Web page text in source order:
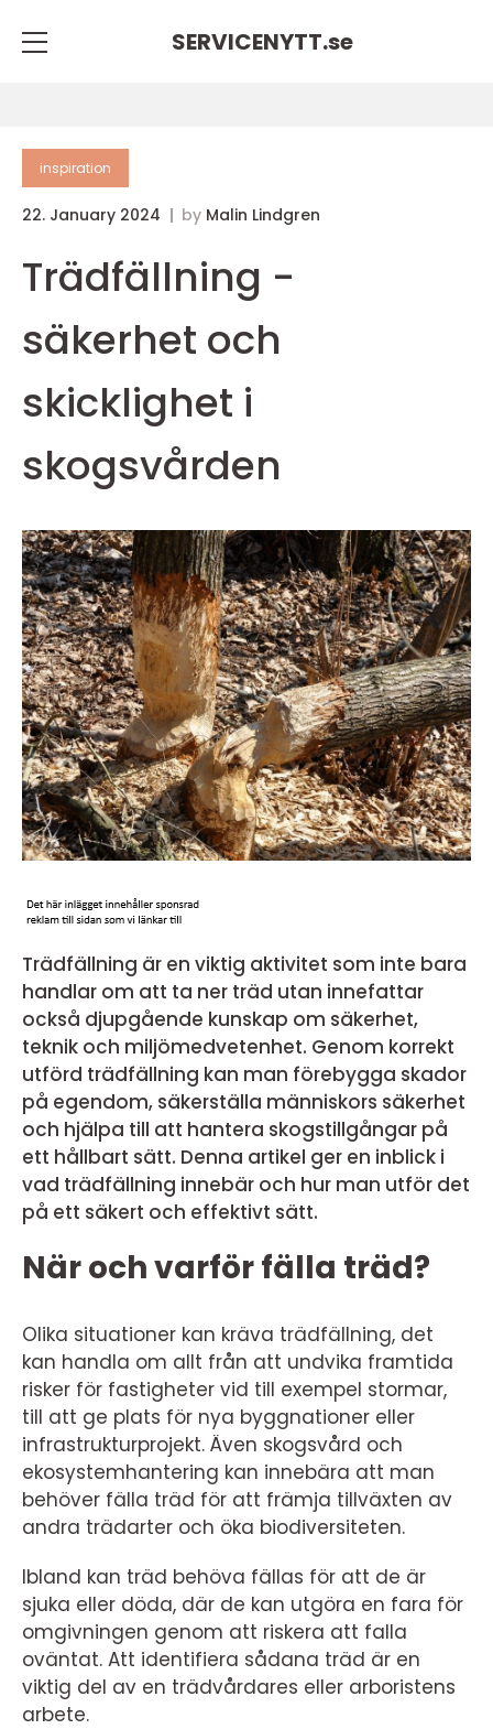
SERVICENYTT.se
inspiration
22. January 2024 by Malin Lindgren
Trädfällning -
säkerhet och
skicklighet i
skogsvården
Trädfällning är en viktig aktivitet som inte bara
handlar om att ta ner träd utan innefattar
också djupgående kunskap om säkerhet,
teknik och miljömedvetenhet. Genom korrekt
utförd trädfällning kan man förebygga skador
på egendom, säkerställa människors säkerhet
och hjälpa till att hantera skogstillgångar på
ett hållbart sätt. Denna artikel ger en inblick i
vad trädfällning innebär och hur man utför det
på ett säkert och effektivt sätt.
När och varför fälla träd?
Olika situationer kan kräva trädfällning, det
kan handla om allt från att undvika framtida
risker för fastigheter vid till exempel stormar,
till att ge plats för nya byggnationer eller
infrastrukturprojekt. Även skogsvård och
ekosystemhantering kan innebära att man
behöver fälla träd för att främja tillväxten av
andra trädarter och öka biodiversiteten.
Ibland kan träd behöva fällas för att de är
sjuka eller döda, där de kan utgöra en fara för
omgivningen genom att riskera att falla
oväntat. Att identifiera sådana träd är en
viktig del av en trädvårdares eller arboristens
arbete.